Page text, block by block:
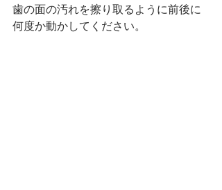
歯の面の汚れを擦り取るように前後に
何度か動かしてください。